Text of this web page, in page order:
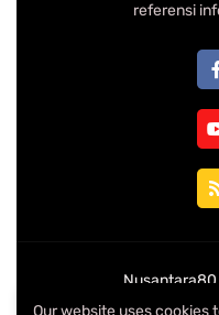
referensi
Our website uses cookies